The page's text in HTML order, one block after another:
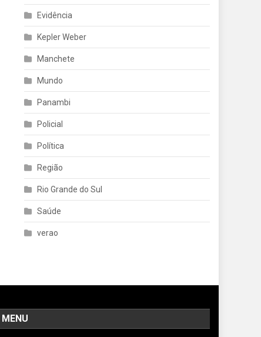
Evidência
Kepler Weber
Manchete
Mundo
Panambi
Policial
Política
Região
Rio Grande do Sul
Saúde
verao
MENU